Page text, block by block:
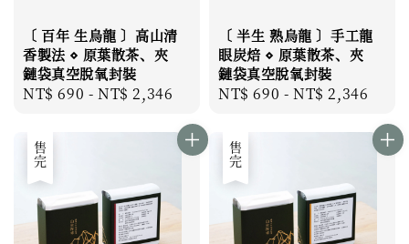
〔 百年 生烏龍 〕高山清
香製法 ⋄ 原葉散茶、夾
鏈袋真空脫氧封裝
Regular
NT$ 690 -NT$ 2,346
〔 半生 熟烏龍 〕手工龍
眼炭焙 ⋄ 原葉散茶、夾
鏈袋真空脫氧封裝
Regular
NT$ 690 -NT$ 2,346
售完 售完